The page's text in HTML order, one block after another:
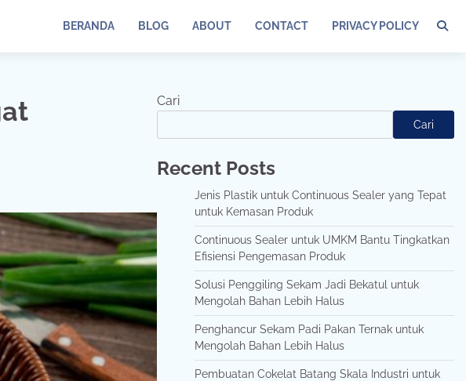
BERANDA BLOG ABOUT CONTACT PRIVACY POLICY
Cari
Cari
Recent Posts
Jenis Plastik untuk Continuous Sealer yang Tepat
untuk Kemasan Produk
Continuous Sealer untuk UMKM Bantu Tingkatkan
Efisiensi Pengemasan Produk
Solusi Penggiling Sekam Jadi Bekatul untuk
Mengolah Bahan Lebih Halus
Penghancur Sekam Padi Pakan Ternak untuk
Mengolah Bahan Lebih Halus
Pembuatan Cokelat Batang Skala Industri untuk